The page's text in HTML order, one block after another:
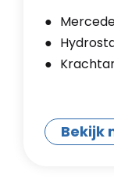
Bekijk